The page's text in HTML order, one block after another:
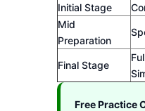
Initial Stage
Mid
Preparation
Final Stage
Free Practice